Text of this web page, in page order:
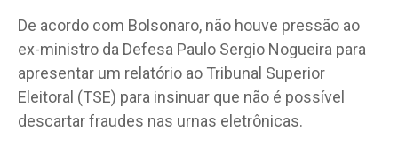
De acordo com Bolsonaro, não houve pressão ao
ex-ministro da Defesa Paulo Sergio Nogueira para
apresentar um relatório ao Tribunal Superior
Eleitoral (TSE) para insinuar que não é possível
descartar fraudes nas urnas eletrônicas.